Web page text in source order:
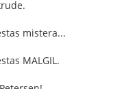
mistera...
MALGIL.